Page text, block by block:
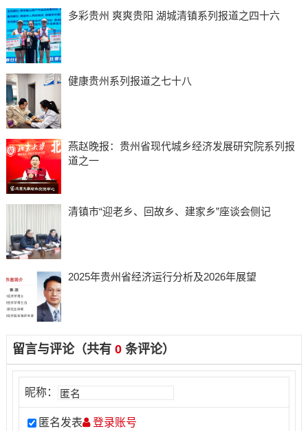
多彩贵州 爽爽贵阳 湖城清镇系列报道之四十六
健康贵州系列报道之七十八
燕赵晚报：贵州省现代城乡经济发展研究院系列报
道之一
清镇市“迎老乡、回故乡、建家乡”座谈会侧记
2025年贵州省经济运行分析及2026年展望
留言与评论（共有 0条评论）
昵称：
匿名发表 登录账号